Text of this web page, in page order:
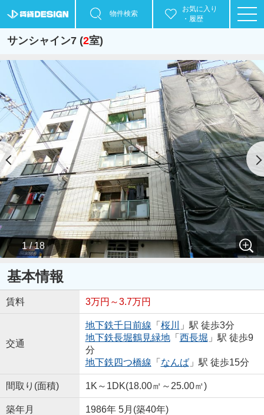
物件検索
お気に入り
・履歴
サンシャイン7 (2室)
1 / 18
基本情報
賃料 3万円～3.7万円
交通
地下鉄千日前線 「 桜川
」駅 徒歩3分
地下鉄長堀鶴見緑地「 西長堀 」駅 徒歩9
分
地下鉄四つ橋線 「 なんば」駅 徒歩15分
間取り(面積) 1K～1DK(18.00㎡～25.00㎡)
築年月 1986年 5月(築40年)